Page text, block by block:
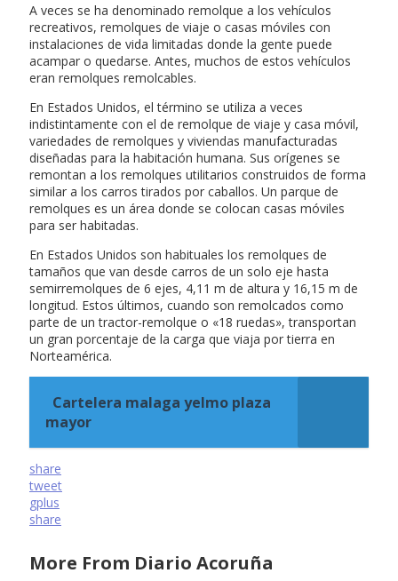
A veces se ha denominado remolque a los vehículos
recreativos, remolques de viaje o casas móviles con
instalaciones de vida limitadas donde la gente puede
acampar o quedarse. Antes, muchos de estos vehículos
eran remolques remolcables.
En Estados Unidos, el término se utiliza a veces
indistintamente con el de remolque de viaje y casa móvil,
variedades de remolques y viviendas manufacturadas
diseñadas para la habitación humana. Sus orígenes se
remontan a los remolques utilitarios construidos de forma
similar a los carros tirados por caballos. Un parque de
remolques es un área donde se colocan casas móviles
para ser habitadas.
En Estados Unidos son habituales los remolques de
tamaños que van desde carros de un solo eje hasta
semirremolques de 6 ejes, 4,11 m de altura y 16,15 m de
longitud. Estos últimos, cuando son remolcados como
parte de un tractor-remolque o «18 ruedas», transportan
un gran porcentaje de la carga que viaja por tierra en
Norteamérica.
Cartelera malaga yelmo plaza
mayor
share
tweet
gplus
share
More From Diario Acoruña